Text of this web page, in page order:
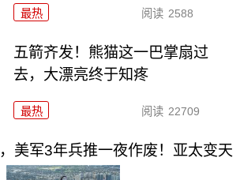
最热 阅读 2588
五箭齐发！熊猫这一巴掌扇过
去，大漂亮终于知疼
最热 阅读 22709
美军3年兵推一夜作废！亚太变天